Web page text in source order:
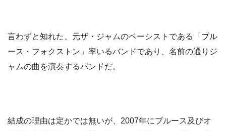
言わずと知れた、元ザ・ジャムのベーシストである「ブル
ース・フォクストン」率いるバンドであり、名前の通りジ
ャムの曲を演奏するバンドだ。
結成の理由は定かでは無いが、2007年にブルース及びオ